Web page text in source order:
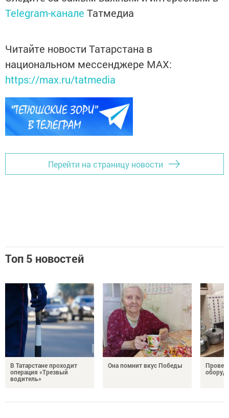
Telegram-канале Татмедиа
Читайте новости Татарстана в
национальном мессенджере MАХ:
https://max.ru/tatmedia
Перейти на страницу новости
Топ 5 новостей
В Татарстане проходит
операция «Трезвый
водитель»
Она помнит вкус Победы